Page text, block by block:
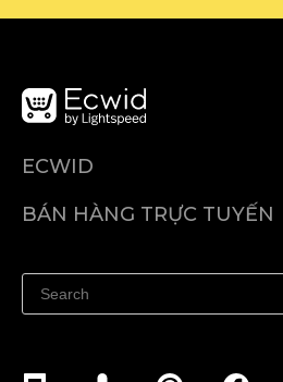
ECWID
Trung tâm trợ giúp
BÁN HÀNG TRỰC TUYẾN
Quảng bá ở bất cứ đâu
Kiểm soát mọi thứ